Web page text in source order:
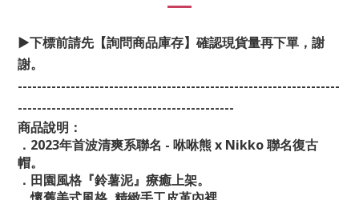
▶下標前請先【詢問商品庫存】確認現貨量再下單，謝
謝。
-------------------------------------------------------------------
---------------------------------------------
商品說明：
．2023年首波清爽系聯名 - 咻咻熊 x Nikko 聯名復古
帽。
．田園風格『鈴薯泥』療癒上架。